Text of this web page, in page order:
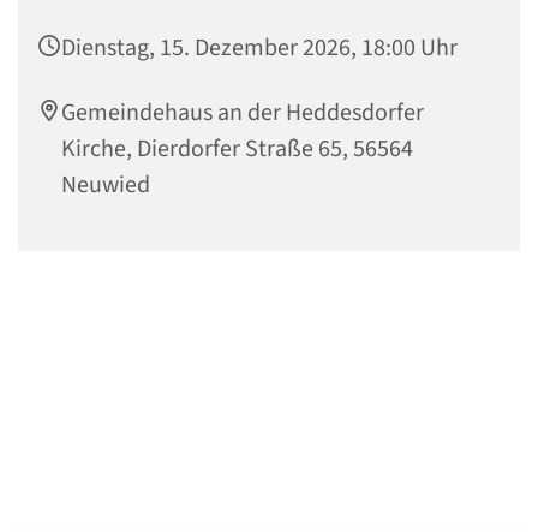
Dienstag, 15. Dezember 2026, 18:00 Uhr
Gemeindehaus an der Heddesdorfer
Kirche, Dierdorfer Straße 65, 56564
Neuwied